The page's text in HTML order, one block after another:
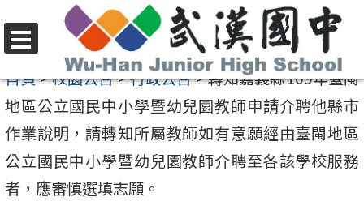
至
要
內
容
區
選
單
首頁>校園公告>行政公告>轉知嘉義縣109年臺閩
地區公立國民中小學暨幼兒園教師申請介聘他縣市
作業說明，請轉知所屬教師如有意願經由臺閩地區
公立國民中小學暨幼兒園教師介聘至各該學校服務
者，應審慎選填志願。